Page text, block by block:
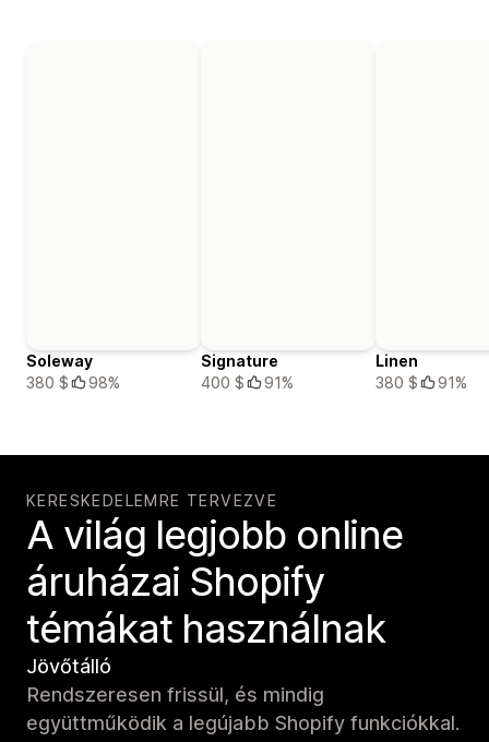
Soleway
380 $
98%
Signature
400 $
91%
Linen
380 $
91%
KERESKEDELEMRE TERVEZVE
A világ legjobb online
áruházai Shopify
témákat használnak
Jövőtálló
Rendszeresen frissül, és mindig
együttműködik a legújabb Shopify funkciókkal.